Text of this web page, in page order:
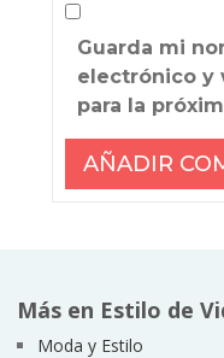
Guarda mi
electrónico y
para la
Más en Estilo de
Moda y Estilo